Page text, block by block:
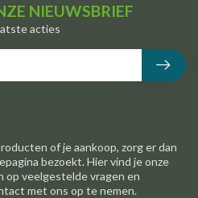
of je aankoop, zorg er dan
bezoekt. Hier vind je onze
veelgestelde vragen en
met ons op te nemen.
NIEUWSBRIEF
acties